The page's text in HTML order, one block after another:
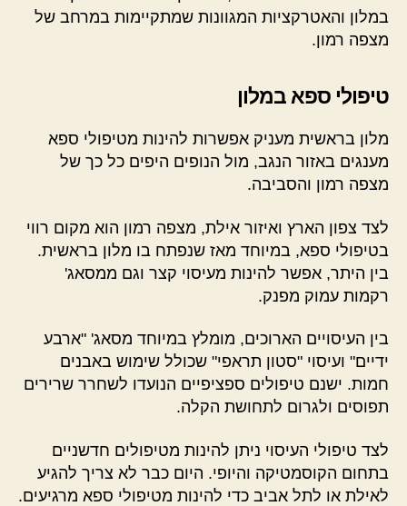
במלון והאטרקציות המגוונות שמתקיימות במרחב של
מצפה רמון.
טיפולי ספא במלון
מלון בראשית מעניק אפשרות להינות מטיפולי ספא
מענגים באזור הנגב, מול הנופים היפים כל כך של
מצפה רמון והסביבה.
לצד צפון הארץ ואיזור אילת, מצפה רמון הוא מקום רווי
בטיפולי ספא, במיוחד מאז שנפתח בו מלון בראשית.
בין היתר, אפשר להינות מעיסוי קצר וגם ממסאג'
רקמות עמוק מפנק.
בין העיסויים הארוכים, מומלץ במיוחד מסאג' "ארבע
ידיים" ועיסוי "סטון תראפי" שכולל שימוש באבנים
חמות. ישנם טיפולים ספציפיים הנועדו לשחרר שרירים
תפוסים ולגרום לתחושת הקלה.
לצד טיפולי העיסוי ניתן להינות מטיפולים חדשניים
בתחום הקוסמטיקה והיופי. היום כבר לא צריך להגיע
לאילת או לתל אביב כדי להינות מטיפולי ספא מרגיעים.